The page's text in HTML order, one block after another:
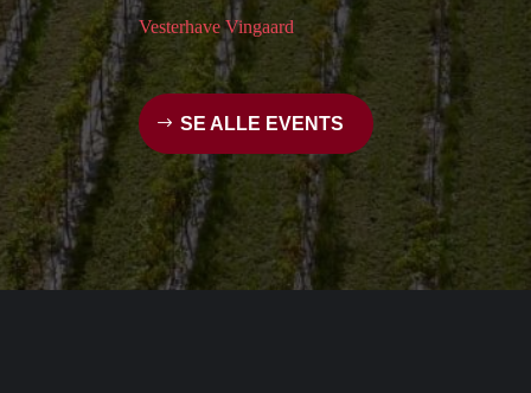
Vesterhave Vingaard
SE ALLE EVENTS